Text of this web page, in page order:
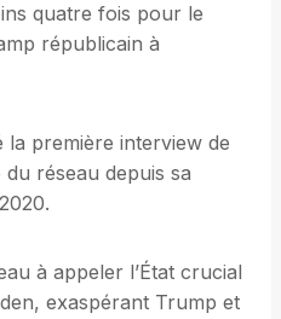
quatre fois pour le
républicain à
la première interview de
réseau depuis sa
à appeler l’État crucial
exaspérant Trump et